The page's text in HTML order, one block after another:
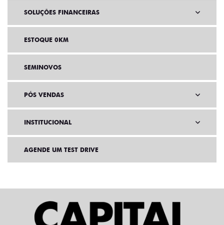
SOLUÇÕES FINANCEIRAS
ESTOQUE 0KM
SEMINOVOS
PÓS VENDAS
INSTITUCIONAL
AGENDE UM TEST DRIVE